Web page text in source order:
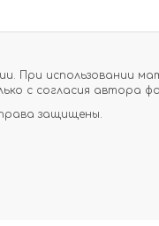
использовании
с согласия автора
защищены.